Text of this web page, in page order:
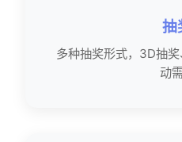
抽
多种抽奖形式，3D抽
动